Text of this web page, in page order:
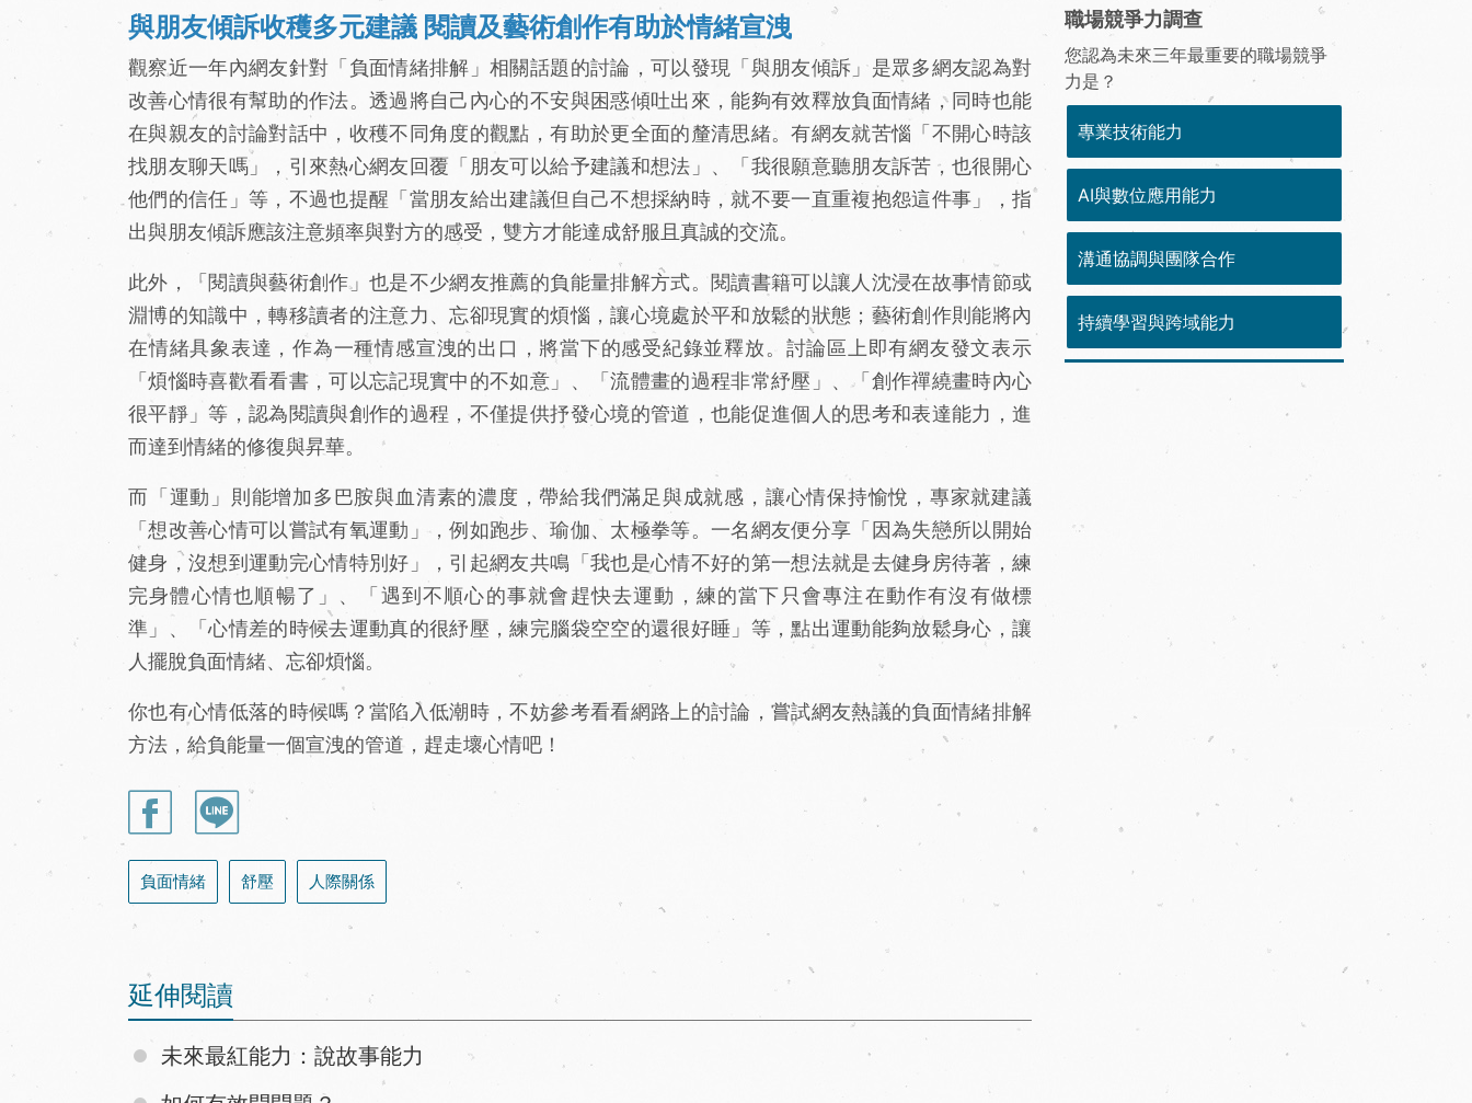
與朋友傾訴收穫多元建議 閱讀及藝術創作有助於情緒宣洩
觀察近一年內網友針對「負面情緒排解」相關話題的討論，可以發現「與朋友傾訴」是眾多網友認為對
改善心情很有幫助的作法。透過將自己內心的不安與困惑傾吐出來，能夠有效釋放負面情緒，同時也能
在與親友的討論對話中，收穫不同角度的觀點，有助於更全面的釐清思緒。有網友就苦惱「不開心時該
找朋友聊天嗎」，引來熱心網友回覆「朋友可以給予建議和想法」、「我很願意聽朋友訴苦，也很開心
他們的信任」等，不過也提醒「當朋友給出建議但自己不想採納時，就不要一直重複抱怨這件事」，指
出與朋友傾訴應該注意頻率與對方的感受，雙方才能達成舒服且真誠的交流。
此外，「閱讀與藝術創作」也是不少網友推薦的負能量排解方式。閱讀書籍可以讓人沈浸在故事情節或
淵博的知識中，轉移讀者的注意力、忘卻現實的煩惱，讓心境處於平和放鬆的狀態；藝術創作則能將內
在情緒具象表達，作為一種情感宣洩的出口，將當下的感受紀錄並釋放。討論區上即有網友發文表示
「煩惱時喜歡看看書，可以忘記現實中的不如意」、「流體畫的過程非常紓壓」、「創作禪繞畫時內心
很平靜」等，認為閱讀與創作的過程，不僅提供抒發心境的管道，也能促進個人的思考和表達能力，進
而達到情緒的修復與昇華。
而「運動」則能增加多巴胺與血清素的濃度，帶給我們滿足與成就感，讓心情保持愉悅，專家就建議
「想改善心情可以嘗試有氧運動」，例如跑步、瑜伽、太極拳等。一名網友便分享「因為失戀所以開始
健身，沒想到運動完心情特別好」，引起網友共鳴「我也是心情不好的第一想法就是去健身房待著，練
完身體心情也順暢了」、「遇到不順心的事就會趕快去運動，練的當下只會專注在動作有沒有做標
準」、「心情差的時候去運動真的很紓壓，練完腦袋空空的還很好睡」等，點出運動能夠放鬆身心，讓
人擺脫負面情緒、忘卻煩惱。
你也有心情低落的時候嗎？當陷入低潮時，不妨參考看看網路上的討論，嘗試網友熱議的負面情緒排解
方法，給負能量一個宣洩的管道，趕走壞心情吧！
負面情緒 舒壓 人際關係
延伸閱讀
未來最紅能力：說故事能力
職場競爭力調查
您認為未來三年最重要的職場競爭
力是？
專業技術能力
AI與數位應用能力
溝通協調與團隊合作
持續學習與跨域能力